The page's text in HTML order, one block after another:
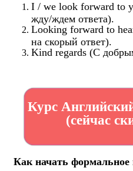
I / we look forward to
жду/ждем ответа).
Looking forward to
на скорый ответ).
Kind regards (С
Курс
(сейчас
Как начать формальное